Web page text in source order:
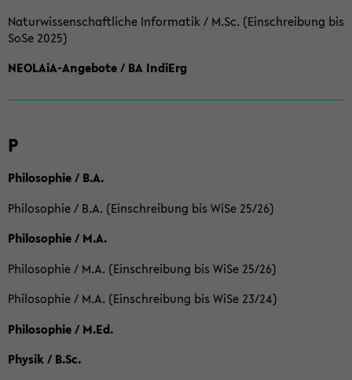
Naturwissenschaftliche Informatik / M.Sc. (Einschreibung bis
SoSe 2025)
NEOLAiA-Angebote / BA IndiErg
P
Philosophie / B.A.
Philosophie / B.A. (Einschreibung bis WiSe 25/26)
Philosophie / M.A.
Philosophie / M.A. (Einschreibung bis WiSe 25/26)
Philosophie / M.A. (Einschreibung bis WiSe 23/24)
Philosophie / M.Ed.
Physik / B.Sc.